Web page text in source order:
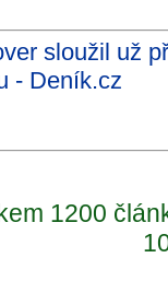
sloužil už
- Deník.cz
1200